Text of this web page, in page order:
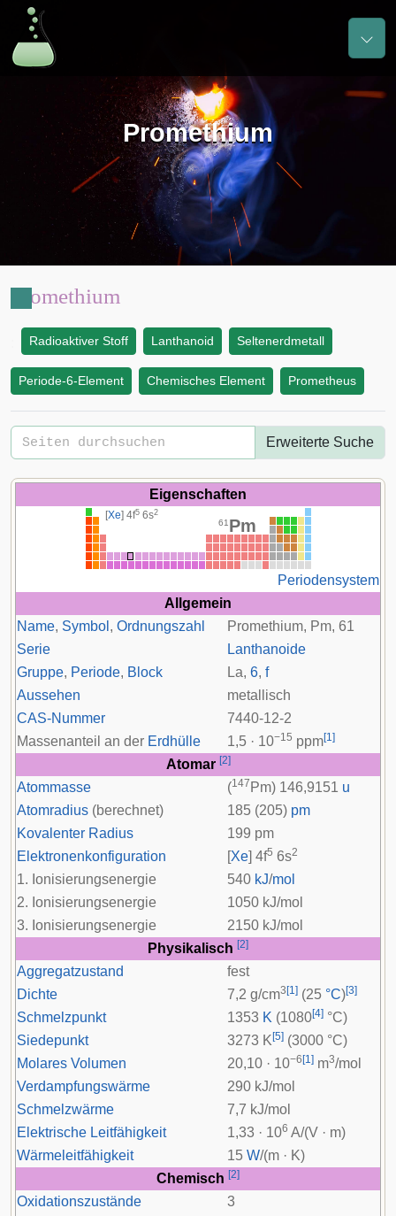
Promethium
Promethium
Radioaktiver Stoff Lanthanoid Seltenerdmetall
Periode-6-Element Chemisches Element Prometheus
Erweiterte Suche
Eigenschaften
[Xe] 4f5 6s2
61 Pm
Periodensystem
Allgemein
Name, Symbol , Ordnungszahl
Promethium, Pm, 61
Serie
Lanthanoide
Gruppe, Periode, Block La, 6, f
Aussehen
metallisch
CAS-Nummer
7440-12-2
Massenanteil an der Erdhülle 1,5 · 10−15 ppm[1]
Atomar [2]
Atommasse (147 Pm) 146,9151 u
Atomradius (berechnet) 185 (205) pm
Kovalenter Radius
199 pm
Elektronenkonfiguration
[Xe] 4f5 6s2
1. Ionisierungsenergie 540 kJ/mol
2. Ionisierungsenergie
1050 kJ/mol
3. Ionisierungsenergie
2150 kJ/mol
Physikalisch [2]
Aggregatzustand
fest
Dichte
7,2 g/cm3 [1] (25 °C)[3]
Schmelzpunkt 1353 K (1080[4] °C)
Siedepunkt
3273 K [5] (3000 °C)
Molares Volumen
20,10 · 10−6 [1] m3/mol
Verdampfungswärme
290 kJ/mol
Schmelzwärme
7,7 kJ/mol
Elektrische Leitfähigkeit
1,33 · 106 A/(V · m)
Wärmeleitfähigkeit
15 W/(m · K)
Chemisch [2]
Oxidationszustände 3